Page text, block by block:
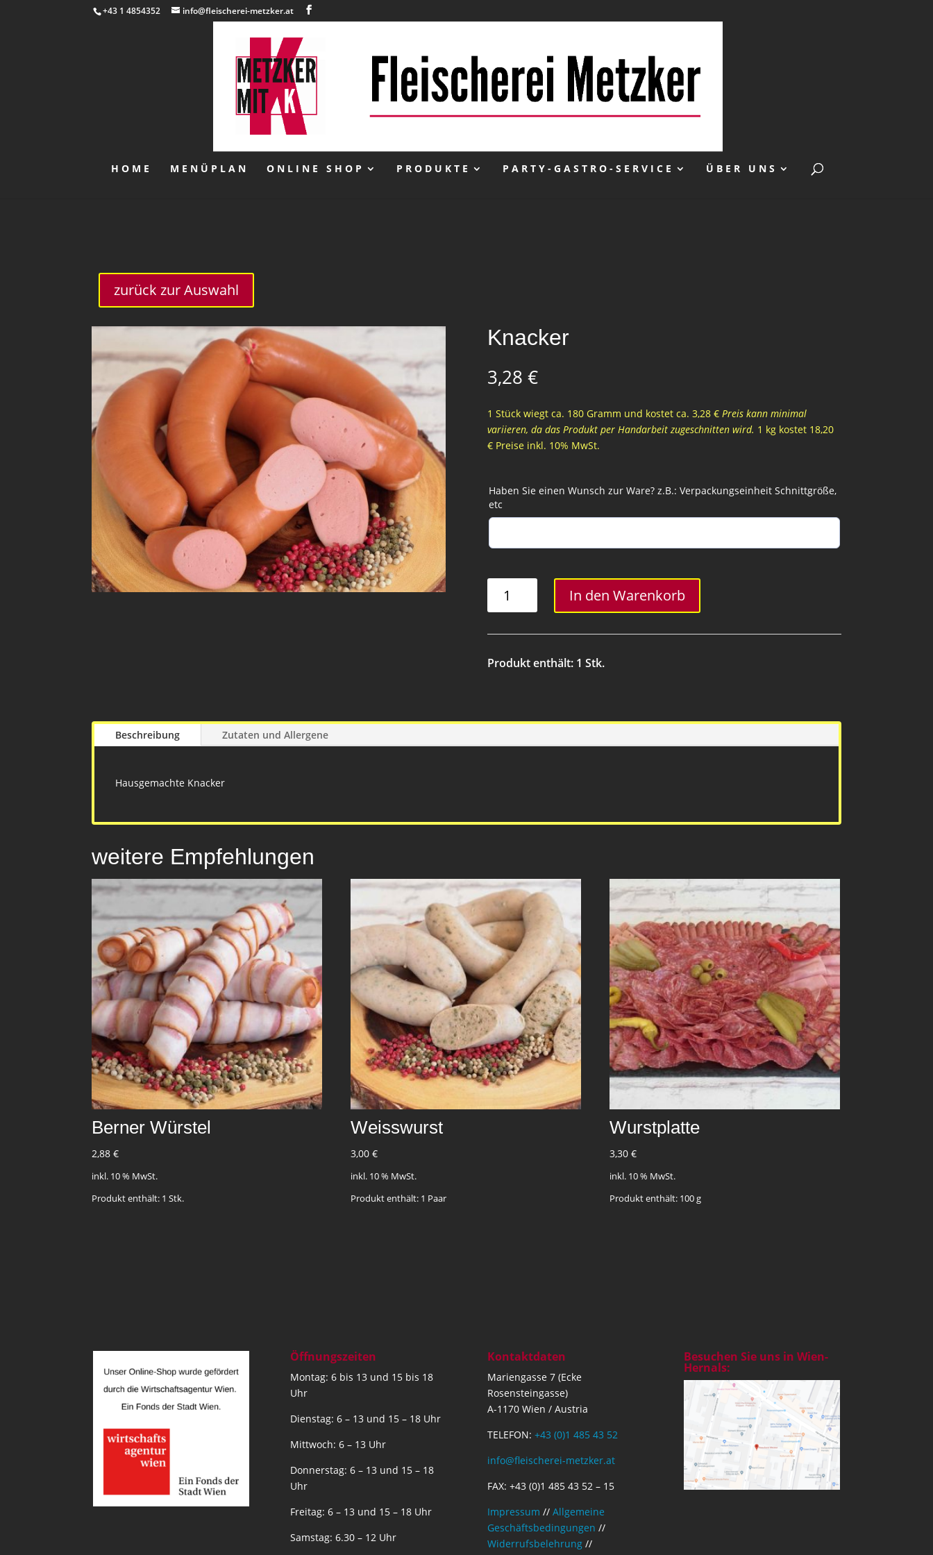
+43 1 4854352 info@fleischerei-metzker.at
HOME MENÜPLAN ONLINE SHOP PRODUKTE PARTY-GASTRO-SERVICE ÜBER UNS
zurück zur Auswahl
Knacker
3,28 €
1 Stück wiegt ca. 180 Gramm und kostet ca. 3,28 € Preis kann minimal
variieren, da das Produkt per Handarbeit zugeschnitten wird. 1 kg kostet 18,20
€ Preise inkl. 10% MwSt.
Haben Sie einen Wunsch zur Ware? z.B.: Verpackungseinheit Schnittgröße,
etc
Menge
In den Warenkorb
Produkt enthält: 1 Stk.
Beschreibung Zutaten und Allergene
Hausgemachte Knacker
weitere Empfehlungen
Berner Würstel
2,88 €
inkl. 10 % MwSt.
Produkt enthält: 1 Stk.
Weisswurst
3,00€
inkl. 10 % MwSt.
Produkt enthält: 1 Paar
Wurstplatte
3,30€
inkl. 10 % MwSt.
Produkt enthält: 100g
Öffnungszeiten
Montag: 6 bis 13 und 15 bis 18
Uhr
Dienstag: 6 – 13 und 15 – 18 Uhr
Mittwoch: 6 – 13 Uhr
Donnerstag: 6 – 13 und 15 – 18
Uhr
Freitag: 6 – 13 und 15 – 18 Uhr
Samstag: 6.30 – 12 Uhr
Kontaktdaten
Mariengasse 7 (Ecke
Rosensteingasse)
A-1170 Wien / Austria
TELEFON: +43 (0)1 485 43 52
info@fleischerei-metzker.at
FAX: +43 (0)1 485 43 52 – 15
Impressum // Allgemeine
Geschäftsbedingungen //
Widerrufsbelehrung//
Besuchen Sie uns in Wien-
Hernals: